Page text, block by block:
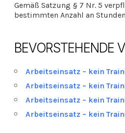
Gemäß Satzung § 7 Nr. 5
bestimmten Anzahl an
BEVORSTEHENDE
Arbeitseinsatz – kein
Arbeitseinsatz – kein
Arbeitseinsatz – kein
Arbeitseinsatz – kein